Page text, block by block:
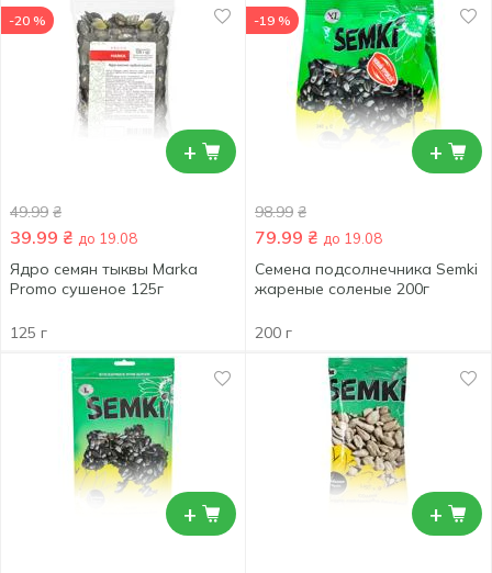
+
-20 %
49.99 ₴
39.99 ₴ до 19.08
Ядро семян тыквы Marka
Promo сушеное 125г
125 г
+
-19 %
98.99 ₴
79.99 ₴ до 19.08
Семена подсолнечника Semki
жареные соленые 200г
200 г
+ +